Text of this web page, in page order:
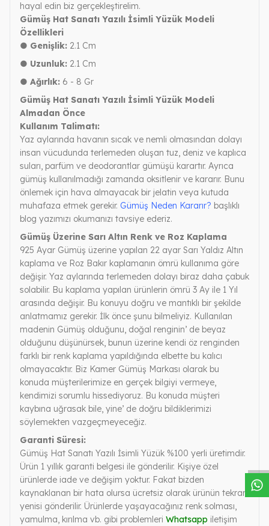
hayal edin biz gerçekleştirelim.
Gümüş Hat Sanatı Yazılı İsimli Yüzük Modeli
Özellikleri
● Genişlik: 2.1 Cm
● Uzunluk: 2.1 Cm
● Ağırlık: 6 - 8 Gr
Gümüş Hat Sanatı Yazılı İsimli Yüzük Modeli
Almadan Önce
Kullanım Talimatı:
Yaz aylarında havanın sıcak ve nemli olmasından dolayı
insan vücudunda terlemeden oluşan tuz, deniz ve kaplıca
suları, parfüm ve deodorantlar gümüşü karartır. Ayrıca
gümüş kullanılmadığı zamanda oksitlenir ve kararır. Bunu
önlemek için hava almayacak bir jelatin veya kutuda
muhafaza etmek gerekir. Gümüş Neden Kararır? başlıklı
blog yazımızı okumanızı tavsiye ederiz.
Gümüş Üzerine Sarı Altın Renk ve Roz Kaplama
925 Ayar Gümüş üzerine yapılan 22 ayar Sarı Yaldız Altın
kaplama ve Roz Bakır kaplamanın ömrü kullanıma göre
değişir. Yaz aylarında terlemeden dolayı biraz daha çabuk
solabilir. Bu kaplama yapılan ürünlerin ömrü 3 Ay ile 1 Yıl
arasında değişir. Bu konuyu doğru ve mantıklı bir şekilde
anlatmamız gerekir. İlk önce şunu bilmeliyiz. Kullanılan
madenin Gümüş olduğunu, doğal renginin’ de beyaz
olduğunu düşünürsek, bunun üzerine kendi öz renginden
farklı bir renk kaplama yapıldığında elbette bu kalıcı
olmayacaktır. Biz Kamer Gümüş Markası olarak bu
konuda müşterilerimize en gerçek bilgiyi vermeye,
kendimizi sorumlu hissediyoruz. Bu konuda müşteri
kaybına uğrasak bile, yine’ de doğru bildiklerimizi
söylemekten vazgeçmeyeceğiz.
Garanti Süresi:
Gümüş Hat Sanatı Yazılı İsimli Yüzük %100 yerli üretimdir.
Ürün 1 yıllık garanti belgesi ile gönderilir. Kişiye özel
ürünlerde iade ve değişim yoktur. Fakat bizden
kaynaklanan bir hata olursa ücretsiz olarak ürünün tekrar
yenisi gönderilir. Ürünlerde yaşayacağınız renk solması,
yamulma, kırılma vb. gibi problemleri Whatsapp iletişim